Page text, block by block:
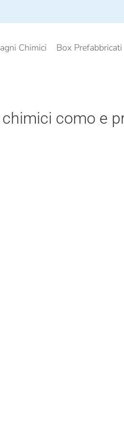
Chimici Box Prefabbricati
como e